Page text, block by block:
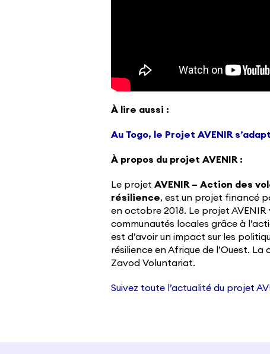
À lire aussi :
Au Togo, le Projet AVENIR
À propos du projet AVENIR :
Le projet AVENIR – Action des
résilience, est un projet financé
en octobre 2018. Le projet
communautés locales grâce à
est d’avoir un impact sur les
résilience en Afrique de l’Ouest.
Zavod Voluntariat.
Suivez toute l’actualité du projet